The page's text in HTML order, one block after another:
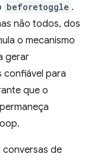
beforetoggle .
não todos, dos
o mecanismo
gerar
confiável para
que o
conversas de